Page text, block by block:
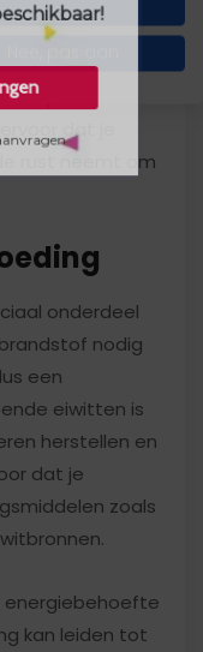
sessies
het hele
op de
dat je
rust neemt om
onderdeel
nodig
een
eiwitten is
herstellen en
dat je
zoals
energiebehoefte
kan leiden tot